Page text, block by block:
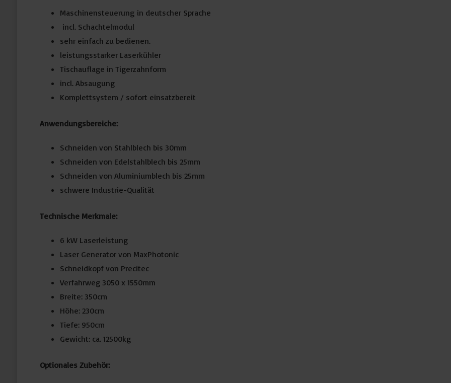
Maschinensteuerung in deutscher Sprache
incl. Schachtelmodul
sehr einfach zu bedienen.
leistungsstarker Laserkühler
Tischauflage in Tigerzahnform
incl. Absaugung
Komplettsystem / sofort einsatzbereit
Anwendungsbereiche:
Schneiden von Stahlblech bis 30mm
Schneiden von Edelstahlblech bis 25mm
Schneiden von Aluminiumblech bis 25mm
schwere Industrie-Qualität
Technische Merkmale:
6 kW Laserleistung
Laser Generator von MaxPhotonic
Schneidkopf von Precitec
Verfahrweg 3050 x 1550mm
Breite: 350cm
Höhe: 230cm
Tiefe: 950cm
Gewicht: ca. 12500kg
Optionales Zubehör: